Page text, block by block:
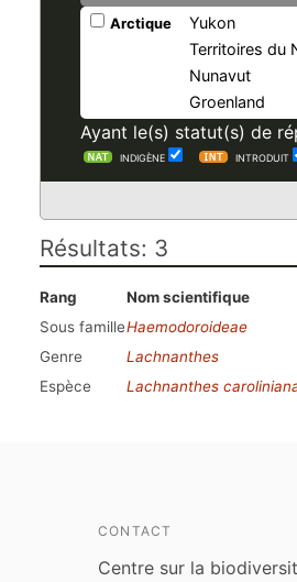
Arctique
Yukon
Territoires du
Nunavut
Groenland
Ayant le(s) statut(s) de
INDIGÈNE INTRODUIT
Résultats: 3
Rang Nom scientifique
Sous familleHaemodoroideae
Genre
Lachnanthes
Espèce
Lachnanthes
CONTACT
Centre sur la